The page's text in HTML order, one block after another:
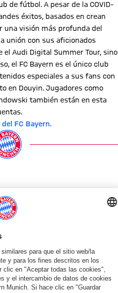
de fútbol. A pesar de la COVID-
éxitos, basados en crean
una visión más profunda del
unión con sus aficionados
el Audi Digital Summer Tour, sino
el FC Bayern es el único club
especiales a sus fans con
en Douyin. Jugadores como
también están en esta
FC Bayern.
2026
TOUR
ESPECIAL TRAS PROYECTO
AUDI SUMMER TOUR 2026
Resumen:
SOLICITUD PARA EL CENTRO DE
Nuevo
AUDI SUMMER TOUR
Resumen: